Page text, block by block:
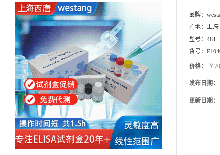
品牌：
产地： 上海
型号： 48T
货号：
价格： ￥
发布日期：
更新日期：